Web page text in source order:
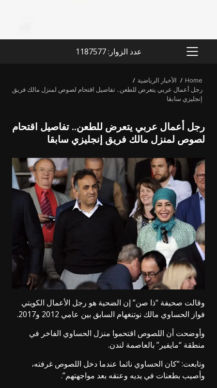
PRIMARY
عدد الزوار: 1187577
Home
الأخبار الرياضية
رجل أعمال عربي يتعرض للطعن.. تفاصيل اقتحام لصوص لمنزل مالك فريق
إنجليزي سابقا
رجل أعمال عربي يتعرض للطعن.. تفاصيل اقتحام
لصوص لمنزل مالك فريق إنجليزي سابقا
وقالت صحيفة “ذا صن” إن الضحية هو رجل الأعمال الكويتي
فواز الحساوي مالك نوتنغهام السابق بين عامي 2012 و2017.
وأوضحت أن اللصوص اقتحموا منزل الحساوي الفاخر في
منطقة “مايفير” بالعاصمة لندن.
وتابعت: “كان الحساوي نائما عندما دخل اللصوص غرفته،
وأصيب بطعنات في يديه وعنقه بعد مواجهتهم”.